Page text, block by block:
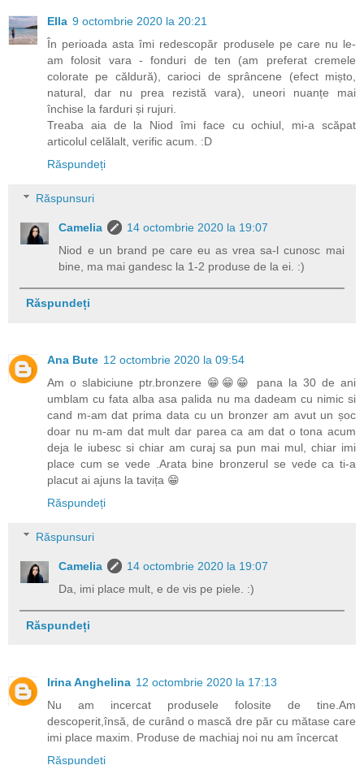
Ella 9 octombrie 2020 la 20:21
În perioada asta îmi redescopăr produsele pe care nu le-
am folosit vara - fonduri de ten (am preferat cremele
colorate pe căldură), carioci de sprâncene (efect mișto,
natural, dar nu prea rezistă vara), uneori nuanțe mai
închise la farduri și rujuri.
Treaba aia de la Niod îmi face cu ochiul, mi-a scăpat
articolul celălalt, verific acum. :D
Răspundeți
Răspunsuri
Camelia
14 octombrie 2020 la 19:07
Niod e un brand pe care eu as vrea sa-l cunosc mai
bine, ma mai gandesc la 1-2 produse de la ei. :)
Răspundeți
Ana Bute 12 octombrie 2020 la 09:54
Am o slabiciune ptr.bronzere 😁😁😁 pana la 30 de ani
umblam cu fata alba asa palida nu ma dadeam cu nimic si
cand m-am dat prima data cu un bronzer am avut un șoc
doar nu m-am dat mult dar parea ca am dat o tona acum
deja le iubesc si chiar am curaj sa pun mai mul, chiar imi
place cum se vede .Arata bine bronzerul se vede ca ti-a
placut ai ajuns la tavița 😁
Răspundeți
Răspunsuri
Camelia
14 octombrie 2020 la 19:07
Da, imi place mult, e de vis pe piele. :)
Răspundeți
Irina Anghelina 12 octombrie 2020 la 17:13
Nu am incercat produsele folosite de tine.Am
descoperit,însă, de curând o mască dre păr cu mătase care
imi place maxim. Produse de machiaj noi nu am încercat
Răspundeți